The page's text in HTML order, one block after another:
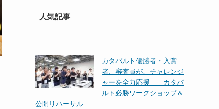
人気記事
カタパルト優勝者・入賞
者、審査員が、チャレンジ
ャーを全力応援！ カタパ
ルト必勝ワークショップ＆
公開リハーサル